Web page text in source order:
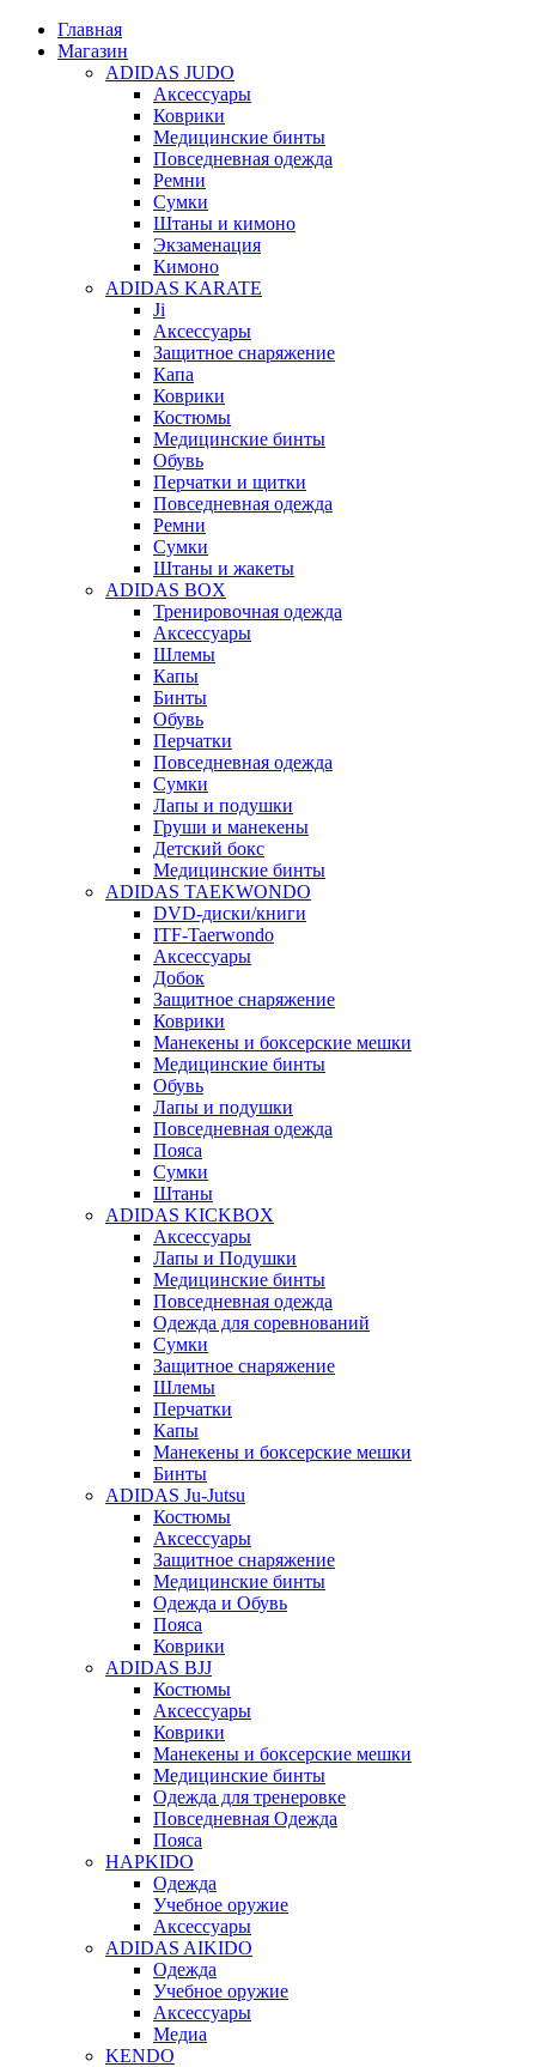
Главная
Магазин
ADIDAS JUDO
Аксессуары
Коврики
Медицинские бинты
Повседневная одежда
Ремни
Сумки
Штаны и кимоно
Экзаменация
Кимоно
ADIDAS KARATE
Ji
Аксессуары
Защитное снаряжение
Капа
Коврики
Костюмы
Медицинские бинты
Обувь
Перчатки и щитки
Повседневная одежда
Ремни
Сумки
Штаны и жакеты
ADIDAS BOX
Тренировочная одежда
Аксессуары
Шлемы
Капы
Бинты
Обувь
Перчатки
Повседневная одежда
Сумки
Лапы и подушки
Груши и манекены
Детский бокс
Медицинские бинты
ADIDAS TAEKWONDO
DVD-диски/книги
ITF-Taerwondo
Аксессуары
Добок
Защитное снаряжение
Коврики
Манекены и боксерские мешки
Медицинские бинты
Обувь
Лапы и подушки
Повседневная одежда
Пояса
Сумки
Штаны
ADIDAS KICKBOX
Аксессуары
Лапы и Подушки
Медицинские бинты
Повседневная одежда
Одежда для соревнований
Сумки
Защитное снаряжение
Шлемы
Перчатки
Капы
Манекены и боксерские мешки
Бинты
ADIDAS Ju-Jutsu
Костюмы
Аксессуары
Защитное снаряжение
Медицинские бинты
Одежда и Обувь
Пояса
Коврики
ADIDAS BJJ
Костюмы
Аксессуары
Коврики
Манекены и боксерские мешки
Медицинские бинты
Одежда для тренеровке
Повседневная Одежда
Пояса
HAPKIDO
Одежда
Учебное оружие
Аксессуары
ADIDAS AIKIDO
Одежда
Учебное оружие
Аксессуары
Медиа
KENDO